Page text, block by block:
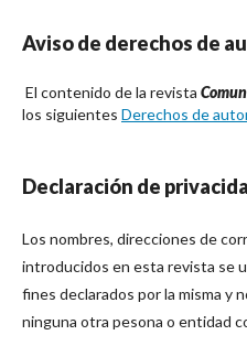
Aviso de derechos de
El contenido de la revista
los siguientes Derechos de
Declaración de
Los nombres, direcciones de
introducidos en esta revista se
fines declarados por la misma y
ninguna otra pesona o entidad